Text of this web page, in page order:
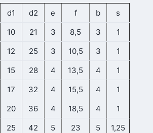
d1 d2 e f b
s
10
21 3 8,5 3
1
12
25 3 10,5 3
1
15
28 4 13,5 4
1
17
32 4 15,5 4
1
20
36 4 18,5 4
1
25
42 5 23 5
1,25